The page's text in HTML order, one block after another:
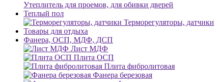
Утеплитель для проемов, для обивки дверей
Теплый пол
Терморегуляторы, датчики
Товары для отдыха
Фанера, ОСП, МДФ, ДСП
Лист МДФ
Плита ОСП
Плита фибролитовая
Фанера березовая